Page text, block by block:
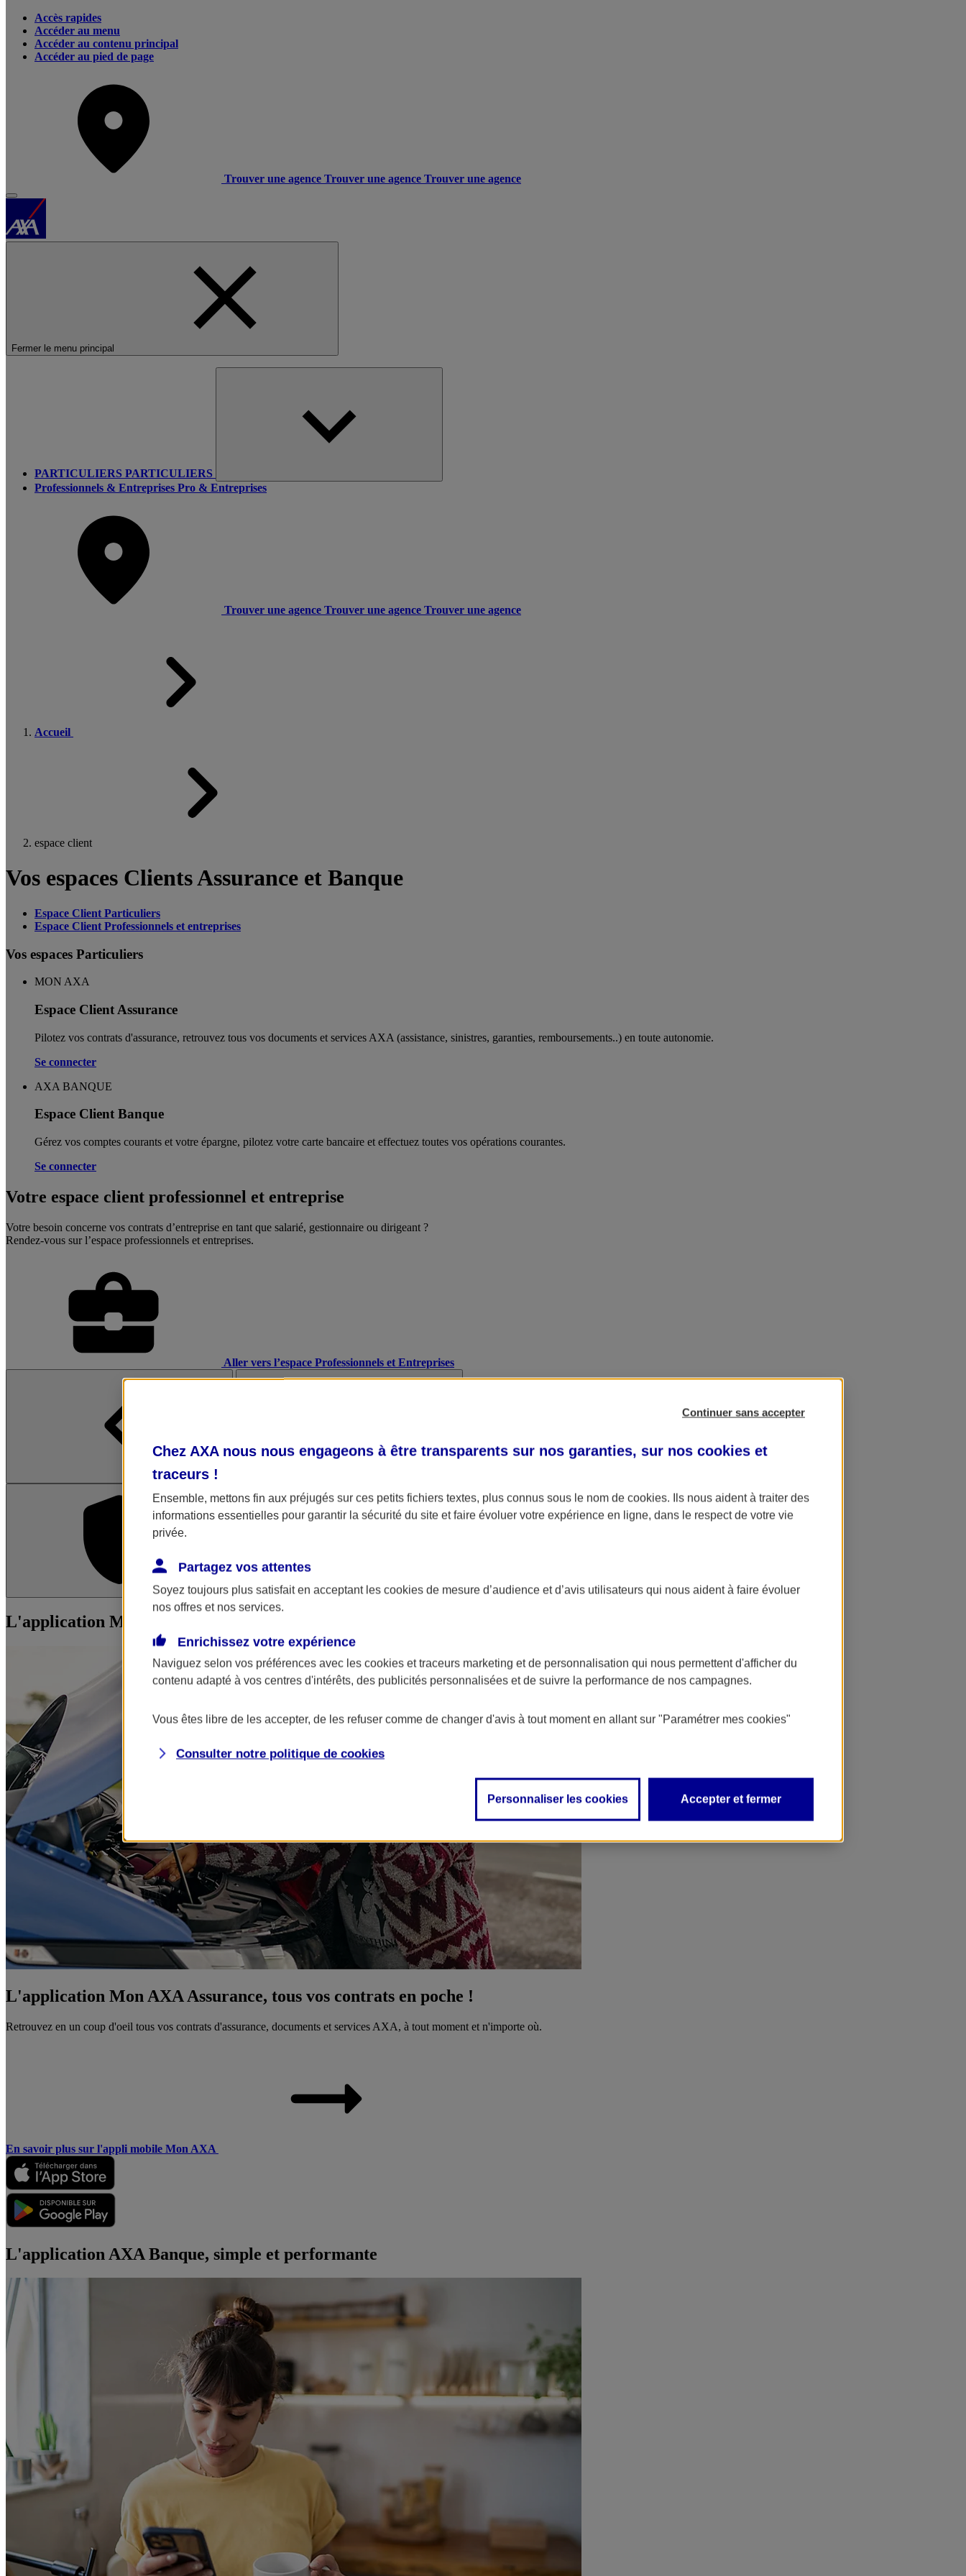
Accès rapides
Accéder au menu
Accéder au contenu principal
Accéder au pied de page
Trouver une agence Trouver une agence Trouver une agence
Fermer le menu principal
PARTICULIERS PARTICULIERS
Professionnels & Entreprises Pro & Entreprises
Trouver une agence Trouver une agence Trouver une agence
Accueil
espace client
Vos espaces Clients Assurance et Banque
Espace Client Particuliers
Espace Client Professionnels et entreprises
Vos espaces Particuliers
MON AXA
Espace Client Assurance
Pilotez vos contrats d'assurance, retrouvez tous vos documents et services AXA (assistance, sinistres, garanties, remboursements..) en toute autonomie. ​
Se connecter
AXA BANQUE
Espace Client Banque
Gérez vos comptes courants et votre épargne, pilotez votre carte bancaire et effectuez toutes vos opérations courantes.
Se connecter
Votre espace client professionnel et entreprise
Votre besoin concerne vos contrats d’entreprise en tant que salarié, gestionnaire ou dirigeant ?
Rendez-vous sur l’espace professionnels et entreprises.
Aller vers l’espace Professionnels et Entreprises
L'application Mon AXA Assurance L'application AXA Banque
L'application Mon AXA Assurance, tous vos contrats en poche !
L'application Mon AXA Assurance, tous vos contrats en poche !
Retrouvez en un coup d'oeil tous vos contrats d'assurance, documents et services AXA, à tout moment et n'importe où.
En savoir plus sur l'appli mobile Mon AXA
L'application AXA Banque, simple et performante
Continuer sans accepter
Chez AXA nous nous engageons à être transparents sur nos garanties, sur nos cookies et
traceurs !
Ensemble, mettons fin aux préjugés sur ces petits fichiers textes, plus connus sous le nom de cookies. Ils nous aident à traiter des
informations essentielles pour garantir la sécurité du site et faire évoluer votre expérience en ligne, dans le respect de votre vie
privée.
Partagez vos attentes
Soyez toujours plus satisfait en acceptant les cookies de mesure d’audience et d’avis utilisateurs qui nous aident à faire évoluer
nos offres et nos services.
Enrichissez votre expérience
Naviguez selon vos préférences avec les cookies et traceurs marketing et de personnalisation qui nous permettent d'afficher du
contenu adapté à vos centres d'intérêts, des publicités personnalisées et de suivre la performance de nos campagnes.
Vous êtes libre de les accepter, de les refuser comme de changer d'avis à tout moment en allant sur "Paramétrer mes cookies"
Consulter notre politique de cookies
Personnaliser les cookies Accepter et fermer